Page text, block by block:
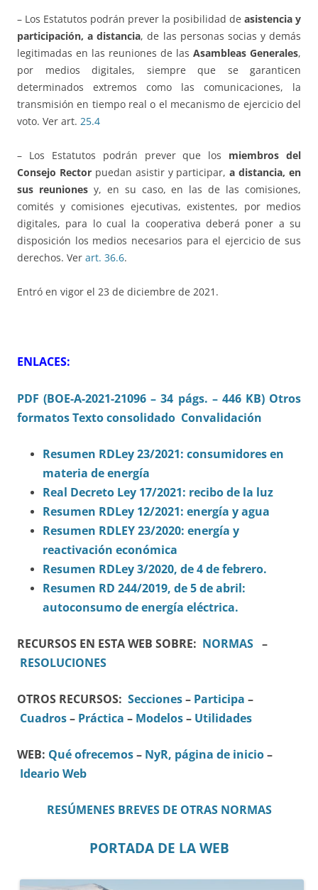
– Los Estatutos podrán prever la posibilidad de asistencia y
participación, a distancia, de las personas socias y demás
legitimadas en las reuniones de las Asambleas Generales,
por medios digitales, siempre que se garanticen
determinados extremos como las comunicaciones, la
transmisión en tiempo real o el mecanismo de ejercicio del
voto. Ver art. 25.4
– Los Estatutos podrán prever que los miembros del
Consejo Rectorpuedan asistir y participar,a distancia, en
sus reunionesy, en su caso, en las de las comisiones,
comités y comisiones ejecutivas, existentes, por medios
digitales, para lo cual la cooperativa deberá poner a su
disposición los medios necesarios para el ejercicio de sus
derechos. Ver art. 36.6.
Entró en vigor el 23 de diciembre de 2021.
ENLACES:
PDF (BOE-A-2021-21096 – 34 págs. – 446 KB) Otros
formatosTexto consolidado Convalidación
Resumen RDLey 23/2021: consumidores en
materia de energía
Real Decreto Ley 17/2021: recibo de la luz
Resumen RDLey 12/2021: energía y agua
Resumen RDLEY 23/2020: energía y
reactivación económica
Resumen RDLey 3/2020, de 4 de febrero.
Resumen RD 244/2019, de 5 de abril:
autoconsumo de energía eléctrica.
RECURSOS EN ESTA WEB SOBRE: NORMAS –
RESOLUCIONES
OTROS RECURSOS: Secciones– Participa –
Cuadros– Práctica – Modelos– Utilidades
WEB: Qué ofrecemos– NyR, página de inicio–
Ideario Web
RESÚMENES BREVES DE OTRAS NORMAS
PORTADA DE LA WEB